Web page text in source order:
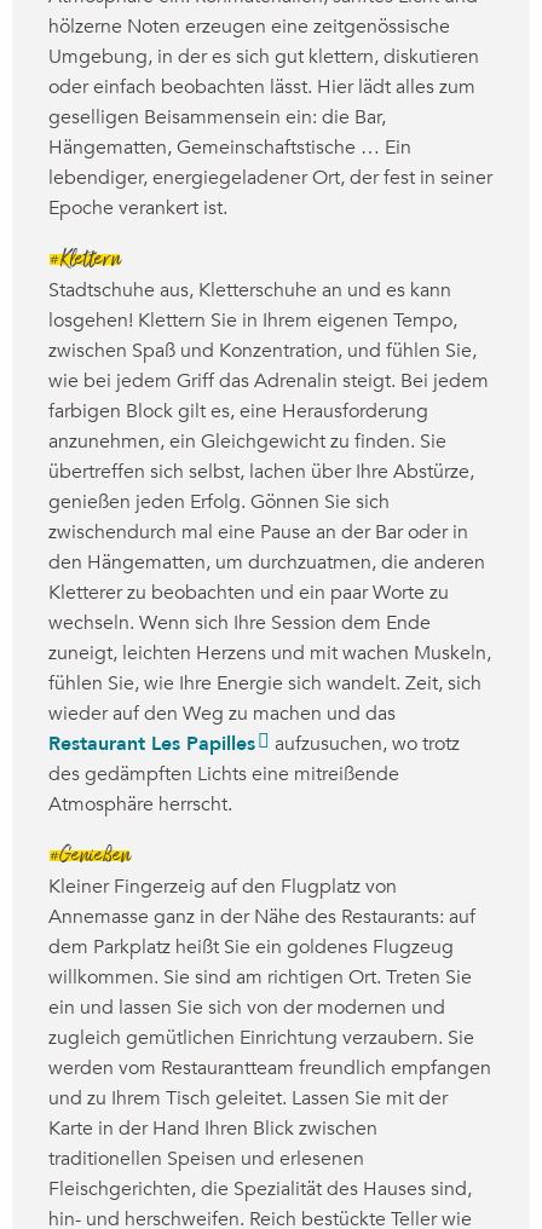
hölzerne Noten erzeugen eine zeitgenössische
Umgebung, in der es sich gut klettern, diskutieren
oder einfach beobachten lässt. Hier lädt alles zum
geselligen Beisammensein ein: die Bar,
Hängematten, Gemeinschaftstische … Ein
lebendiger, energiegeladener Ort, der fest in seiner
Epoche verankert ist.
#Klettern
Stadtschuhe aus, Kletterschuhe an und es kann
losgehen! Klettern Sie in Ihrem eigenen Tempo,
zwischen Spaß und Konzentration, und fühlen Sie,
wie bei jedem Griff das Adrenalin steigt. Bei jedem
farbigen Block gilt es, eine Herausforderung
anzunehmen, ein Gleichgewicht zu finden. Sie
übertreffen sich selbst, lachen über Ihre Abstürze,
genießen jeden Erfolg. Gönnen Sie sich
zwischendurch mal eine Pause an der Bar oder in
den Hängematten, um durchzuatmen, die anderen
Kletterer zu beobachten und ein paar Worte zu
wechseln. Wenn sich Ihre Session dem Ende
zuneigt, leichten Herzens und mit wachen Muskeln,
fühlen Sie, wie Ihre Energie sich wandelt. Zeit, sich
wieder auf den Weg zu machen und das
Restaurant Les Papilles
aufzusuchen, wo trotz
des gedämpften Lichts eine mitreißende
Atmosphäre herrscht.
#Genießen
Kleiner Fingerzeig auf den Flugplatz von
Annemasse ganz in der Nähe des Restaurants: auf
dem Parkplatz heißt Sie ein goldenes Flugzeug
willkommen. Sie sind am richtigen Ort. Treten Sie
ein und lassen Sie sich von der modernen und
zugleich gemütlichen Einrichtung verzaubern. Sie
werden vom Restaurantteam freundlich empfangen
und zu Ihrem Tisch geleitet. Lassen Sie mit der
Karte in der Hand Ihren Blick zwischen
traditionellen Speisen und erlesenen
Fleischgerichten, die Spezialität des Hauses sind,
hin- und herschweifen. Reich bestückte Teller wie